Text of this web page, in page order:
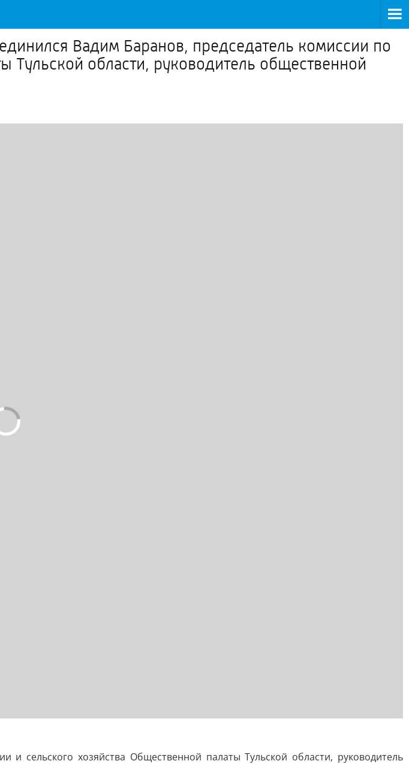
Вадим Баранов, председатель комиссии по
Тульской области, руководитель общественной
сельского хозяйства Общественной палаты Тульской области, руководитель